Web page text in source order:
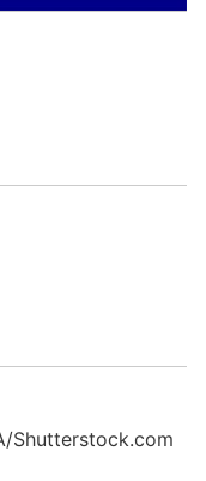
Shutterstock.com